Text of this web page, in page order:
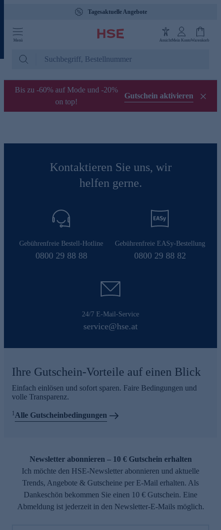
Tagesaktuelle Angebote
Menü AnsichtMein KontoWarenkorb
Bis zu -60% auf Mode und -20%
on top!
Gutschein aktivieren
Kontaktieren Sie uns, wir
helfen gerne.
Gebührenfreie Bestell-Hotline
0800 29 88 88
Gebührenfreie EASy-Bestellung
0800 29 88 82
24/7 E-Mail-Service
service@hse.at
Ihre Gutschein-Vorteile auf einen Blick
Einfach einlösen und sofort sparen. Faire Bedingungen und
volle Transparenz.
1Alle Gutscheinbedingungen
Newsletter abonnieren – 10 € Gutschein erhalten
Ich möchte den HSE-Newsletter abonnieren und aktuelle
Trends, Angebote & Gutscheine per E-Mail erhalten. Als
Dankeschön bekommen Sie einen 10 € Gutschein. Eine
Abmeldung ist jederzeit in den Newsletter-E-Mails möglich.